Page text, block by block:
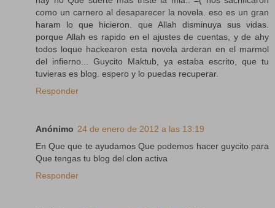
como un carnero al desaparecer la novela. eso es un gran
haram lo que hicieron. que Allah disminuya sus vidas.
porque Allah es rapido en el ajustes de cuentas, y de ahy
todos loque hackearon esta novela arderan en el marmol
del infierno... Guycito Maktub, ya estaba escrito, que tu
tuvieras es blog. espero y lo puedas recuperar.
Responder
Anónimo 24 de enero de 2012 a las 13:19
En Que que te ayudamos Que podemos hacer guycito para
Que tengas tu blog del clon activa
Responder